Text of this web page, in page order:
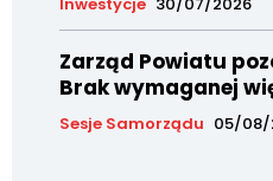
Zarząd Powiatu
Brak wymaganej
Sesje Samorządu 05/08/